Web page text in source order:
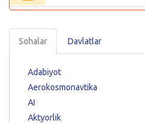
Sohalar Davlatlar
Adabiyot
Aerokosmonavtika
AI
Aktyorlik